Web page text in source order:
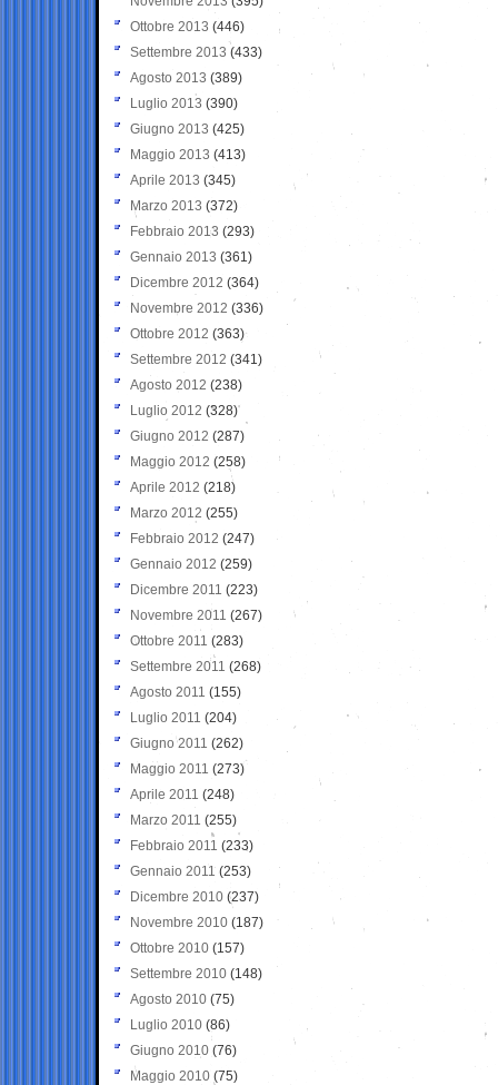
Ottobre 2013 (446)
Settembre 2013 (433)
Agosto 2013 (389)
Luglio 2013 (390)
Giugno 2013 (425)
Maggio 2013 (413)
Aprile 2013 (345)
Marzo 2013 (372)
Febbraio 2013 (293)
Gennaio 2013 (361)
Dicembre 2012 (364)
Novembre 2012 (336)
Ottobre 2012 (363)
Settembre 2012 (341)
Agosto 2012 (238)
Luglio 2012 (328)
Giugno 2012 (287)
Maggio 2012 (258)
Aprile 2012 (218)
Marzo 2012 (255)
Febbraio 2012 (247)
Gennaio 2012 (259)
Dicembre 2011 (223)
Novembre 2011 (267)
Ottobre 2011 (283)
Settembre 2011 (268)
Agosto 2011 (155)
Luglio 2011 (204)
Giugno 2011 (262)
Maggio 2011 (273)
Aprile 2011 (248)
Marzo 2011 (255)
Febbraio 2011 (233)
Gennaio 2011 (253)
Dicembre 2010 (237)
Novembre 2010 (187)
Ottobre 2010 (157)
Settembre 2010 (148)
Agosto 2010 (75)
Luglio 2010 (86)
Giugno 2010 (76)
Maggio 2010 (75)